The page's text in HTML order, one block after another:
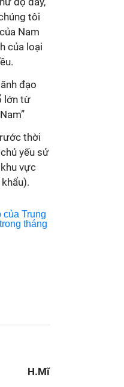
tôi
Nam
của loại
đạo
lớn từ
thời
yếu sử
vực
H.Mĩ